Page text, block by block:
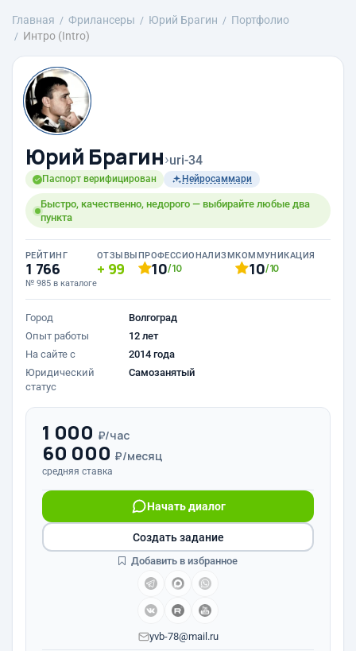
Главная Фрилансеры Юрий Брагин
Портфолио
Интро (Intro)
Юрий Брагин›uri-34
Паспорт верифицирован Нейросаммари
Быстро, качественно, недорого — выбирайте любые два
пункта
РЕЙТИНГ
1 766
№ 985 в каталоге
ОТЗЫВЫ
99
ПРОФЕССИОНАЛИЗМ
10/10
КОММУНИКАЦИЯ
10/10
Город
Волгоград
Опыт работы
12 лет
На сайте с
2014 года
Юридический
статус
Самозанятый
1 000 ₽/час
60 000 ₽/месяц
средняя ставка
Начать диалог
yvb-78@mail.ru
Создать задание
Добавить в избранное